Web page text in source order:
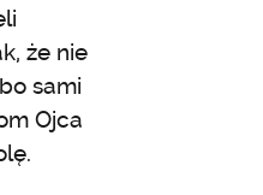
że nie
sami
Ojca